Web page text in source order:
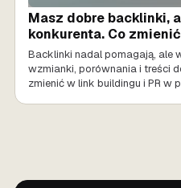
Masz dobre backlinki,
konkurenta. Co
Backlinki nadal pomagają, ale
wzmianki, porównania i treści
zmienić w link buildingu i PR w